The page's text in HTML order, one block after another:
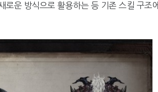
운 방식으로 활용하는 등 기존 스킬 구조에